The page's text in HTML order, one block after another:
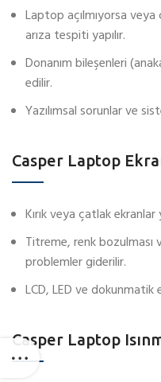
Laptop açılmıyorsa veya
arıza tespiti yapılır.
Donanım bileşenleri
edilir.
Yazılımsal sorunlar ve
Casper Laptop
Kırık veya çatlak
Titreme, renk bozulması
problemler giderilir.
LCD, LED ve dokunmatik
Casper Laptop